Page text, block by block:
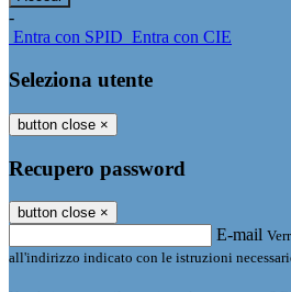
-
Entra con SPID Entra con CIE
Seleziona utente
button close ×
Recupero password
button close ×
E-mail
all'indirizzo indicato con le istruzioni